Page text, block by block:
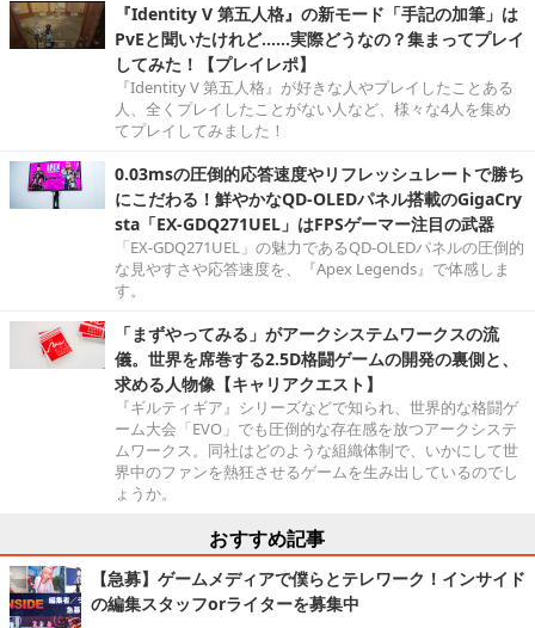
『Identity V 第五人格』の新モード「手記の加筆」は
PvEと聞いたけれど……実際どうなの？集まってプレイ
してみた！【プレイレポ】
『Identity V 第五人格』が好きな人やプレイしたことある
人、全くプレイしたことがない人など、様々な4人を集め
てプレイしてみました！
0.03msの圧倒的応答速度やリフレッシュレートで勝ち
にこだわる！鮮やかなQD-OLEDパネル搭載のGigaCry
sta「EX-GDQ271UEL」はFPSゲーマー注目の武器
「EX-GDQ271UEL」の魅力であるQD-OLEDパネルの圧倒的
な見やすさや応答速度を、『Apex Legends』で体感しま
す。
「まずやってみる」がアークシステムワークスの流
儀。世界を席巻する2.5D格闘ゲームの開発の裏側と、
求める人物像【キャリアクエスト】
『ギルティギア』シリーズなどで知られ、世界的な格闘ゲ
ーム大会「EVO」でも圧倒的な存在感を放つアークシステ
ムワークス。同社はどのような組織体制で、いかにして世
界中のファンを熱狂させるゲームを生み出しているのでし
ょうか。
おすすめ記事
【急募】ゲームメディアで僕らとテレワーク！インサイド
の編集スタッフorライターを募集中